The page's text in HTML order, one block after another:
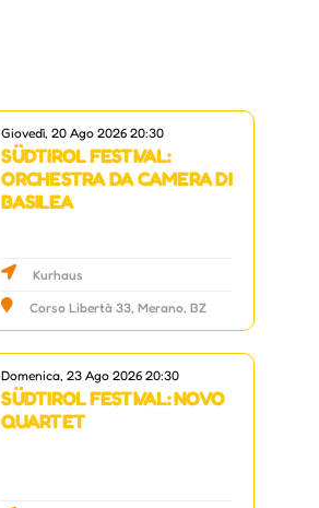
Giovedì, 20 Ago 2026 20:30
SÜDTIROL FESTIVAL:
ORCHESTRA DA CAMERA DI
BASILEA
Kurhaus
Corso Libertà 33, Merano, BZ
Domenica, 23 Ago 2026 20:30
SÜDTIROL FESTIVAL: NOVO
QUARTET